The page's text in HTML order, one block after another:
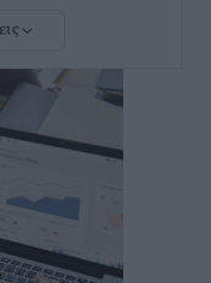
ο μηχανισμός
– Ισχυρά
6 περιοχές